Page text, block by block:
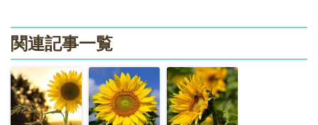
関連記事一覧